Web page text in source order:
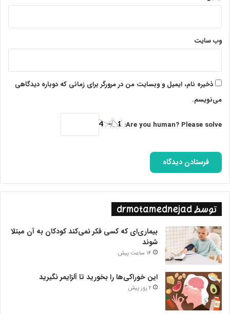
وب‌ سایت
ذخیره نام، ایمیل و وبسایت من در مرورگر برای زمانی که دوباره دیدگاهی
می‌نویسم.
Are you human? Please solve:
توسط drmotamednejad
بیماری‌ای که کسی فکر نمی‌کند کودکان به آن مبتلا
شوند
14 ساعت پیش
این خوراکی‌ها را بخورید تا آلزایمر نگیرید
2 روز پیش